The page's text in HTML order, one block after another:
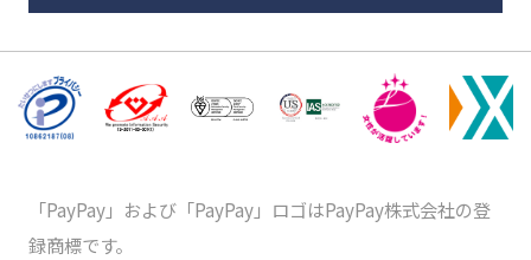
「PayPay」および「PayPay」ロゴはPayPay株式会社の登
録商標です。